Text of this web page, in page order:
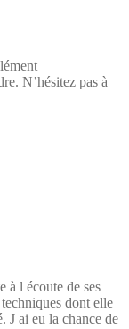
N’hésitez pas à
à l écoute de ses
dont elle
J ai eu la chance de